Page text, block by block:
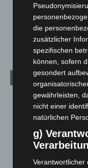
Schwarz Digits und
Sicherheitsplattform
2. August 2026
Kategorien
Blaulicht
Corona-News
Hannover und
Langenhagen und
Leserbriefe
die
zusätzlicher
spezifischen
können, sofern
gesondert
gewährleisten,
nicht einer
natürlichen
g)
Verantwortlicher